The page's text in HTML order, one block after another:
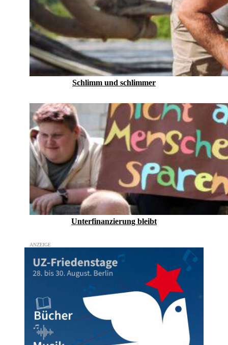
Schlimm und schlimmer
Unterfinanzierung bleibt